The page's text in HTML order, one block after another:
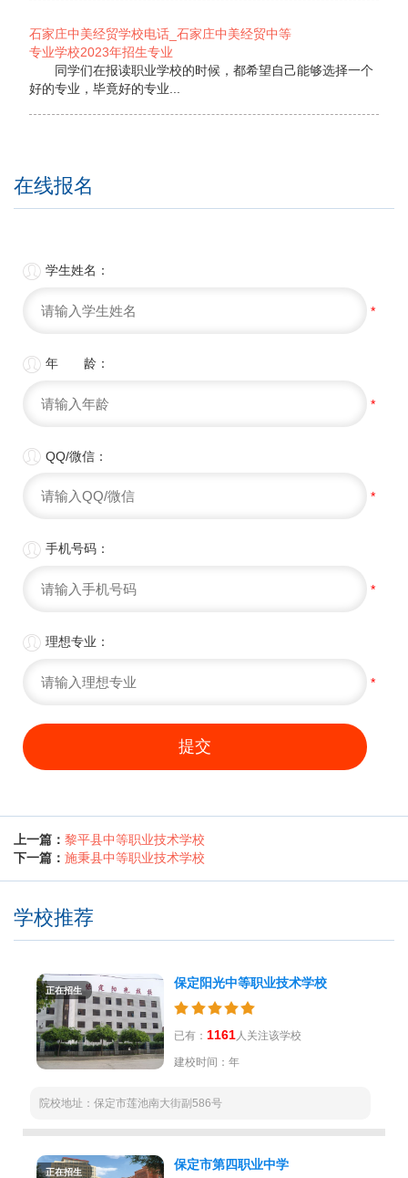
石家庄中美经贸学校电话_石家庄中美经贸中等
专业学校2023年招生专业
同学们在报读职业学校的时候，都希望自己能够选择一个
好的专业，毕竟好的专业...
在线报名
 学生姓名：
*
 年 龄：
*
 QQ/微信：
*
 手机号码：
*
 理想专业：
*
提交
上一篇： 黎平县中等职业技术学校
下一篇： 施秉县中等职业技术学校
学校推荐
正在招生
保定阳光中等职业技术学校
已有： 1161人关注该学校
建校时间：年
院校地址：保定市莲池南大街副586号
正在招生
保定市第四职业中学